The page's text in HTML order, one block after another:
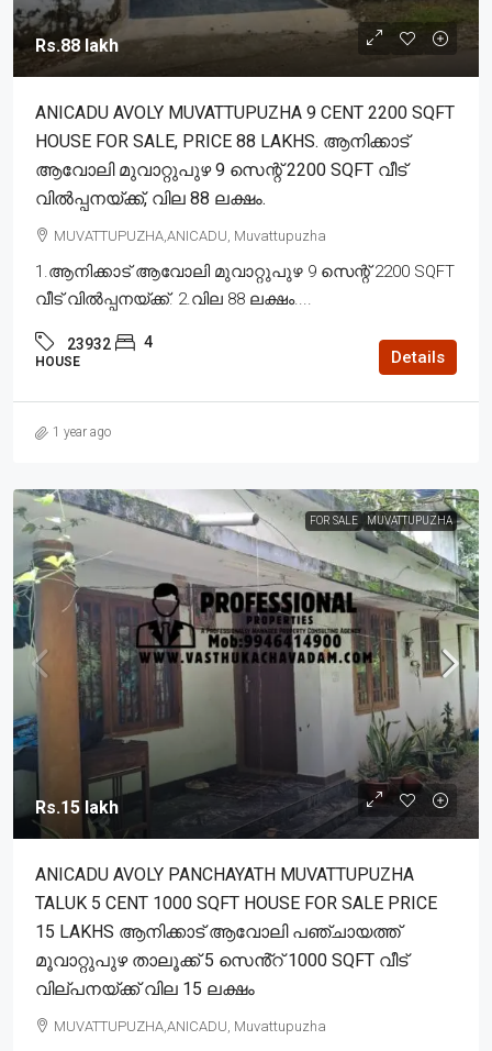
Rs.88 lakh
ANICADU AVOLY MUVATTUPUZHA 9 CENT 2200 SQFT
HOUSE FOR SALE, PRICE 88 LAKHS. ആനിക്കാട്
ആവോലി മുവാറ്റുപുഴ 9 സെന്റ് 2200 SQFT വീട്
വിൽപ്പനയ്ക്ക്, വില 88 ലക്ഷം.
MUVATTUPUZHA,ANICADU, Muvattupuzha
1.ആനിക്കാട് ആവോലി മുവാറ്റുപുഴ 9 സെന്റ് 2200 SQFT
വീട് വിൽപ്പനയ്ക്ക്. 2.വില 88 ലക്ഷം....
23932 4
HOUSE Details
1 year ago
FOR SALE MUVATTUPUZHA
Rs.15 lakh
ANICADU AVOLY PANCHAYATH MUVATTUPUZHA
TALUK 5 CENT 1000 SQFT HOUSE FOR SALE PRICE
15 LAKHS ആനിക്കാട് ആവോലി പഞ്ചായത്ത്
മൂവാറ്റുപുഴ താലൂക്ക് 5 സെൻ്റ് 1000 SQFT വീട്
വില്പനയ്ക്ക് വില 15 ലക്ഷം
MUVATTUPUZHA,ANICADU, Muvattupuzha